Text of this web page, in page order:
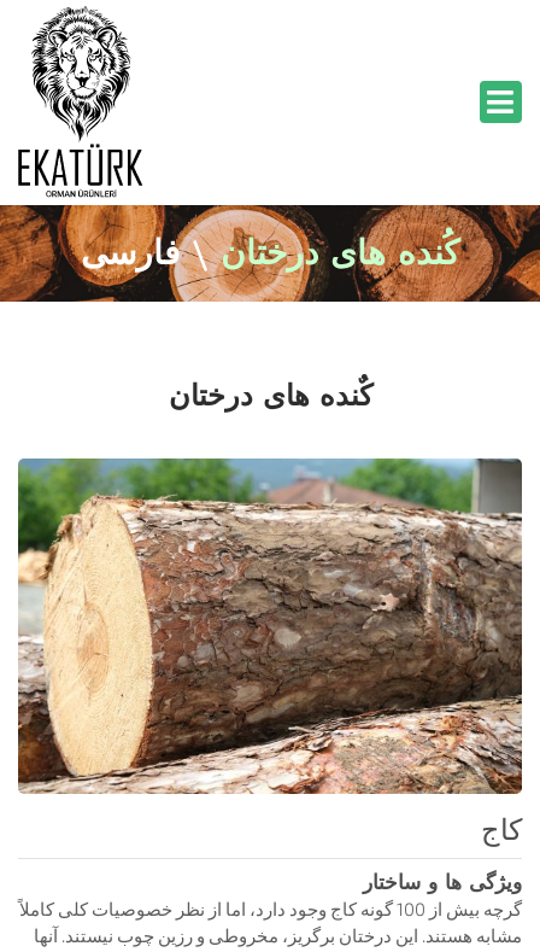
فارسی \ کُنده های درختان
کٌنده های درختان
کاج
ویژگی ها و ساختار
گرچه بیش از 100 گونه کاج وجود دارد، اما از نظر خصوصیات کلی کاملاً
مشابه هستند. این درختان برگریز، مخروطی و رزین چوب نیستند. آنها